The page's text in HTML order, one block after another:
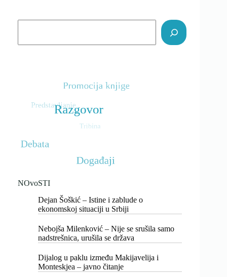
NOvoSTI
Dejan Šoškić – Istine i zablude o
ekonomskoj situaciji u Srbiji
Nebojša Milenković – Nije se srušila samo
nadstrešnica, urušila se država
Dijalog u paklu između Makijavelija i
Monteskjea – javno čitanje